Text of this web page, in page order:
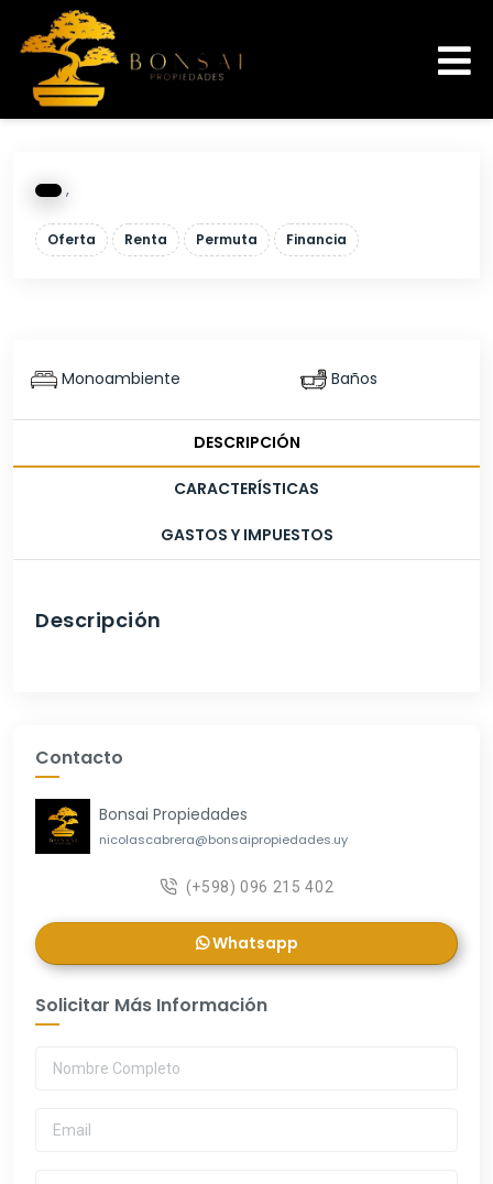
,
Oferta Renta Permuta Financia
Monoambiente Baños
DESCRIPCIÓN
CARACTERÍSTICAS
GASTOS Y IMPUESTOS
Descripción
Contacto
Bonsai Propiedades
nicolascabrera@bonsaipropiedades.uy
(+598) 096 215 402
Whatsapp
Solicitar Más Información